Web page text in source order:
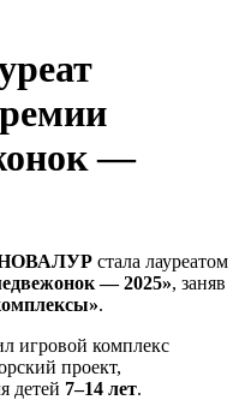
—
стала лауреатом
— 2025», заняв
.
игровой комплекс
проект,
детей 7–14 лет.